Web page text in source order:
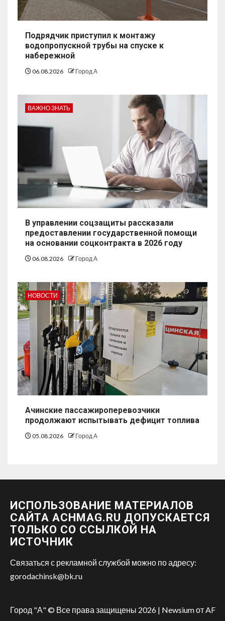
Подрядчик приступил к монтажу
водопропускной трубы на спуске к
набережной
06.08.2026 Город А
ВАЖНО ЗНАТЬ
В управлении соцзащиты рассказали
предоставлении государственной помощи
на основании соцконтракта в 2026 году
06.08.2026 Город А
НОВОСТИ
Ачинские пассажироперевозчики
продолжают испытывать дефицит топлива
05.08.2026 Город А
ИСПОЛЬЗОВАНИЕ МАТЕРИАЛОВ
САЙТА ACHMAG.RU ДОПУСКАЕТСЯ
ТОЛЬКО СО ССЫЛКОЙ НА
ИСТОЧНИК
Связаться с рекламной службой можно по адресу:
gorodachinsk@bk.ru
Город "А" © Все права защищены 2026 | Newsiumот AF